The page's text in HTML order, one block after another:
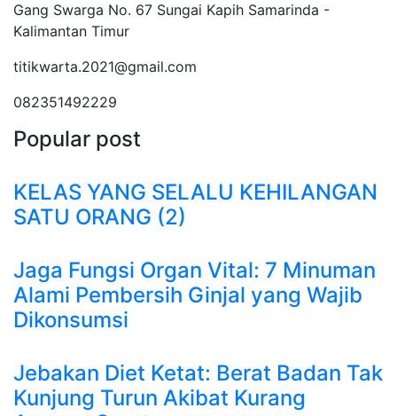
Gang Swarga No. 67 Sungai Kapih Samarinda -
Kalimantan Timur
titikwarta.2021@gmail.com
082351492229
Popular post
KELAS YANG SELALU KEHILANGAN
SATU ORANG (2)
Jaga Fungsi Organ Vital: 7 Minuman
Alami Pembersih Ginjal yang Wajib
Dikonsumsi
Jebakan Diet Ketat: Berat Badan Tak
Kunjung Turun Akibat Kurang